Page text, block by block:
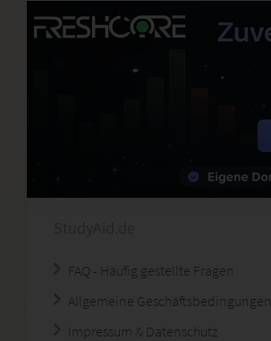
FAQ - Häufig gestellte Fragen
Allgemeine Geschäftsbedingungen
Impressum & Datenschutz